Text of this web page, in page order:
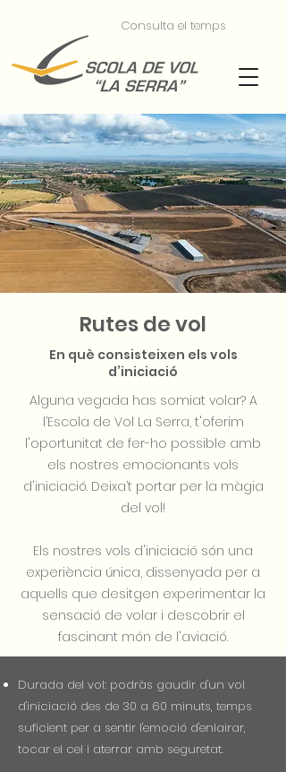
Consulta el temps
Rutes de vol
En què consisteixen els vols
d’iniciació
Alguna vegada has somiat volar? A
l’Escola de Vol La Serra, t'oferim
l'oportunitat de fer-ho possible amb
els nostres emocionants vols
d'iniciació. Deixa’t portar per la màgia
del vol!
Els nostres vols d'iniciació són una
experiència única, dissenyada per a
aquells que desitgen experimentar la
sensació de volar i descobrir el
fascinant món de l'aviació.
Durada del vol: podràs gaudir d'un vol
d'iniciació des de 30 a 60 minuts, temps
suficient per a sentir l'emoció d'enlairar,
tocar el cel i aterrar amb seguretat.